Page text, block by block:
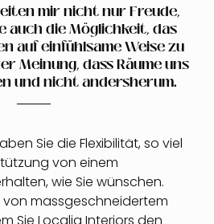
mir nicht nur Freude,
auch die Möglichkeit, das
auf einfühlsame Weise zu
Meinung, dass Räume uns
und nicht andersherum.
Sie die Flexibilität, so viel
von einem
wie Sie wünschen.
massgeschneidertem
Sie Localia Interiors den